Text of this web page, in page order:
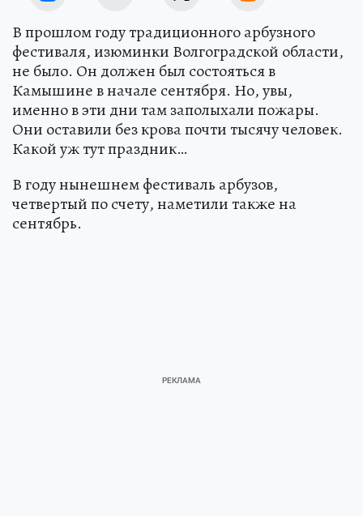
В прошлом году традиционного арбузного
фестиваля, изюминки Волгоградской области,
не было. Он должен был состояться в
Камышине в начале сентября. Но, увы,
именно в эти дни там заполыхали пожары.
Они оставили без крова почти тысячу человек.
Какой уж тут праздник…
В году нынешнем фестиваль арбузов,
четвертый по счету, наметили также на
сентябрь.